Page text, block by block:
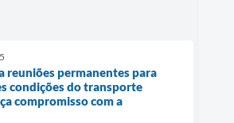
reuniões permanentes para
condições do transporte
compromisso com a